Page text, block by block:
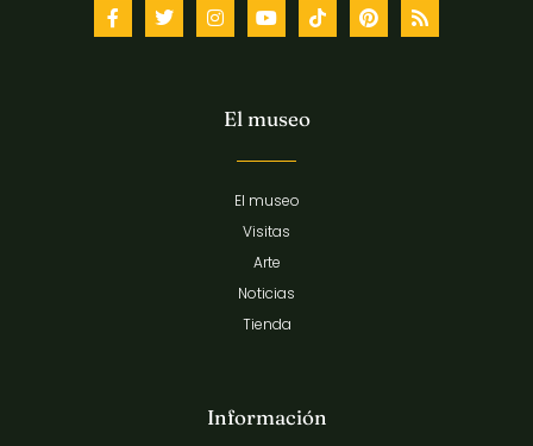
El museo
El museo
Visitas
Arte
Noticias
Tienda
Información